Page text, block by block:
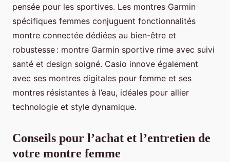
pensée pour les sportives. Les montres Garmin
spécifiques femmes conjuguent fonctionnalités
montre connectée dédiées au bien-être et
robustesse : montre Garmin sportive rime avec suivi
santé et design soigné. Casio innove également
avec ses montres digitales pour femme et ses
montres résistantes à l’eau, idéales pour allier
technologie et style dynamique.
Conseils pour l’achat et l’entretien de
votre montre femme